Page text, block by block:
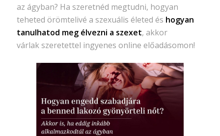
az ágyban? Ha szeretnéd megtudni, hogyan
teheted örömtelivé a szexuális életed és hogyan
tanulhatod meg élvezni a szexet, akkor
várlak szeretettel ingyenes online előadásomon!